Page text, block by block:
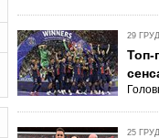
29
Топ-
25